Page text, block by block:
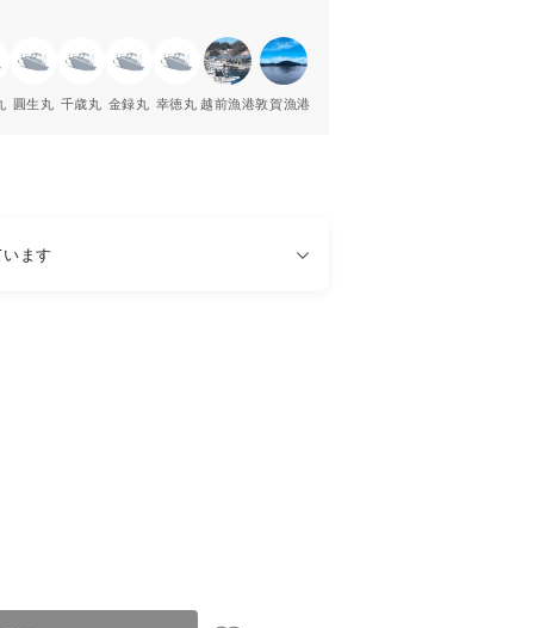
圓生丸 千歳丸 金録丸 幸徳丸 越前漁港敦賀漁港
ます